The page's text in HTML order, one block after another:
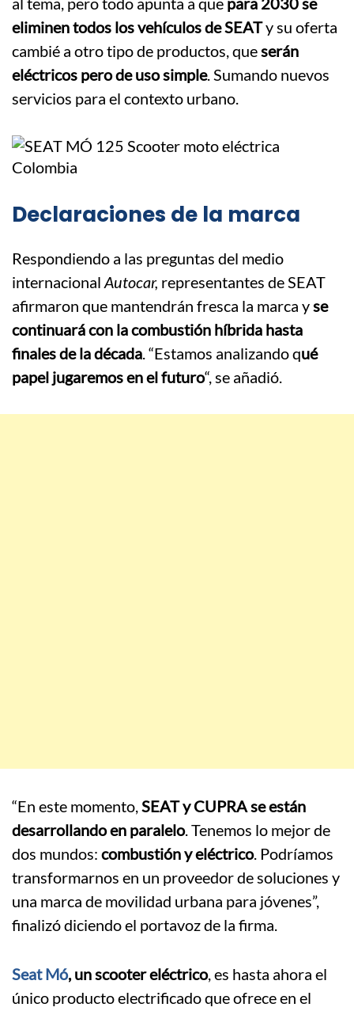
eliminen todos los vehículos de SEATy su oferta
cambié a otro tipo de productos, queserán
eléctricos pero de uso simple. Sumando nuevos
servicios para el contexto urbano.
Declaraciones de la marca
Respondiendo a las preguntas del medio
internacional Autocar, representantes de SEAT
afirmaron que mantendrán fresca la marca yse
continuará con la combustión híbrida hasta
finales de la década. “Estamos analizando qué
papel jugaremos en el futuro“, se añadió.
“En este momento,SEAT y CUPRA se están
desarrollando en paralelo. Tenemos lo mejor de
dos mundos: combustión y eléctrico. Podríamos
transformarnos en un proveedor de soluciones y
una marca de movilidad urbana para jóvenes”,
finalizó diciendo el portavoz de la firma.
Seat Mó, un scooter eléctrico, es hasta ahora el
único producto electrificado que ofrece en el